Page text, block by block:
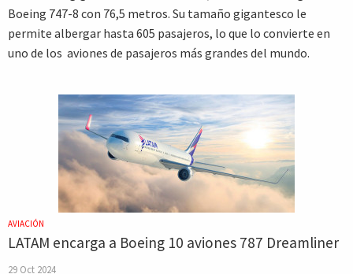
Boeing 747-8 con 76,5 metros. Su tamaño gigantesco le
permite albergar hasta 605 pasajeros, lo que lo convierte en
uno de los aviones de pasajeros más grandes del mundo.
AVIACIÓN
LATAM encarga a Boeing 10 aviones 787 Dreamliner
29 Oct 2024